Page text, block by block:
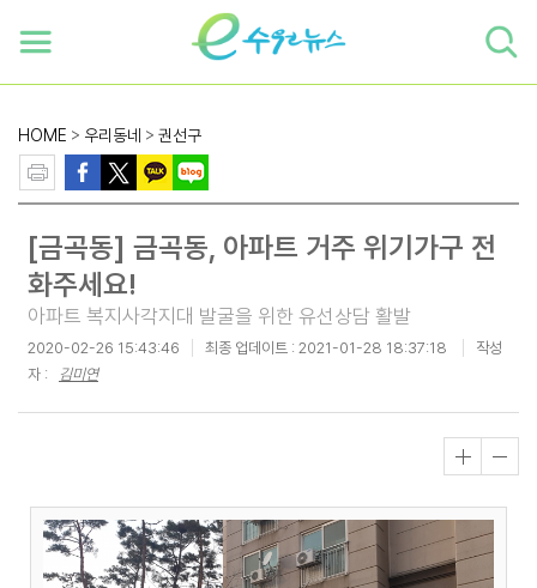
HOME > 우리동네 > 권선구
[금곡동] 금곡동, 아파트 거주 위기가구 전
화주세요!
아파트 복지사각지대 발굴을 위한 유선상담 활발
2020-02-26 15:43:46 최종 업데이트 : 2021-01-28 18:37:18
작성
자 :
김미연